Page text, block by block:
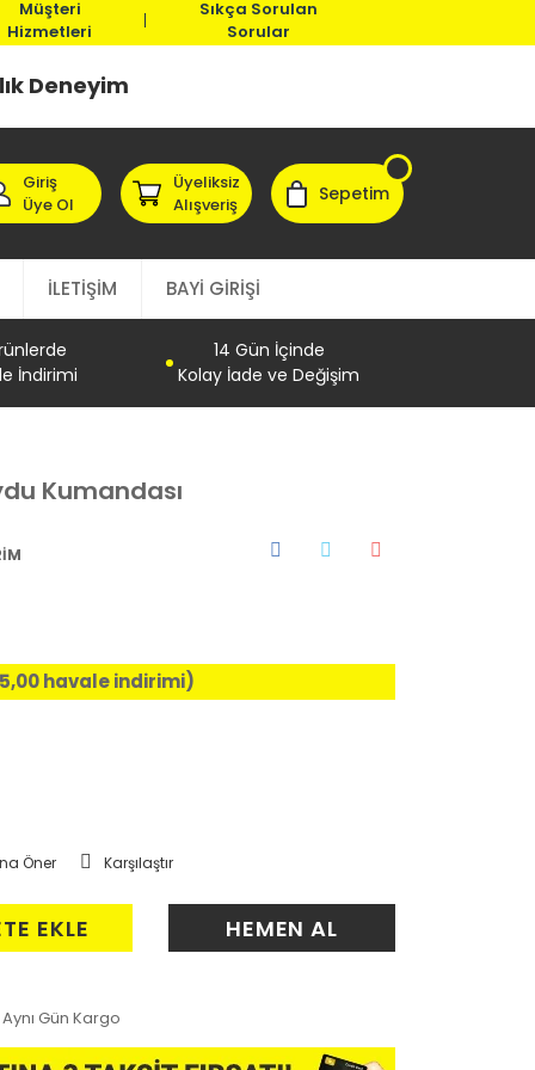
Müşteri
Hizmetleri
Sıkça Sorulan
Sorular
Deneyim
Giriş
Üye Ol
Üyeliksiz
Alışveriş
Sepetim
İLETİŞİM BAYİ GİRİŞİ
İndirimi
14 Gün İçinde
Kolay İade ve Değişim
Kumandası
havale indirimi)
Öner Karşılaştır
EKLE HEMEN AL
Aynı Gün Kargo